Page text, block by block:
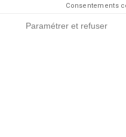
› Nous contacter
Consentements
Paramétrer et refuser
Cookies